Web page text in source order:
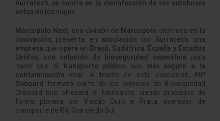
Aurratech, se centra en la desinfección de los autobuses
antes de los viajes.
Marcopolo Next, una división de Marcopolo centrada en la
innovación, presenta, en asociación conAurratech, una
empresa que opera en Brasil, Sudáfrica, España y Estados
Unidos, una solución de bioseguridad específica para
hacer que el transporte público sea más seguro a la
contaminación viral. A través de esta asociación, FIP
Onboard formará parte de los servicios de Bioseguridad
Onboard que ofrecerá el fabricante, siendo probados de
forma pionera por Viação Ouro e Prata, operador de
transporte de Río Grande do Sul.